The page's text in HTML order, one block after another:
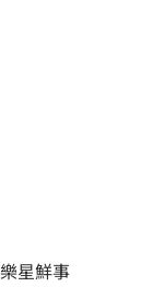
星鮮事